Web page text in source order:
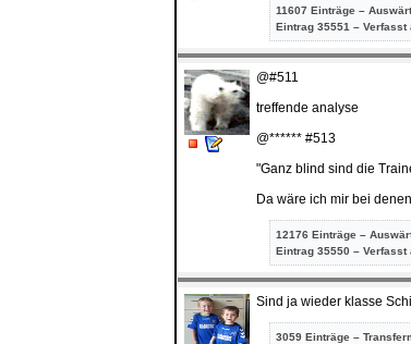
11607 Einträge –
Eintrag 35551 – Verfasst
@#511
treffende analyse
@****** #513
"Ganz blind sind die
Da wäre ich mir bei
12176 Einträge –
Eintrag 35550 – Verfasst
Sind ja wieder klasse
3059 Einträge –